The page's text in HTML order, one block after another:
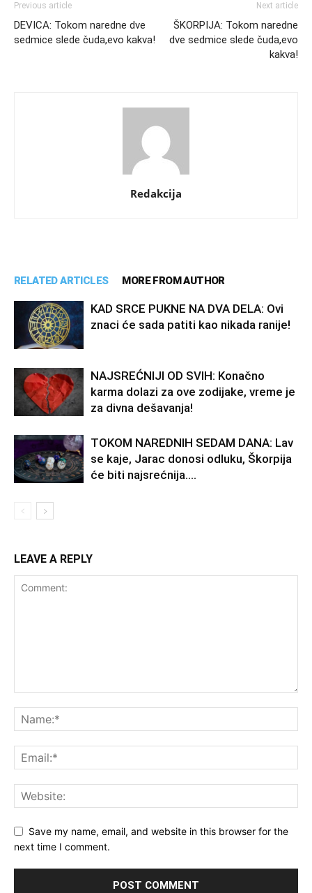
Previous article
DEVICA: Tokom naredne dve
sedmice slede čuda,evo kakva!
Next article
ŠKORPIJA: Tokom naredne
dve sedmice slede čuda,evo
kakva!
Redakcija
RELATED ARTICLES MORE FROM AUTHOR
KAD SRCE PUKNE NA DVA DELA: Ovi
znaci će sada patiti kao nikada ranije!
NAJSREĆNIJI OD SVIH: Konačno
karma dolazi za ove zodijake, vreme je
za divna dešavanja!
TOKOM NAREDNIH SEDAM DANA: Lav
se kaje, Jarac donosi odluku, Škorpija
će biti najsrećnija….
LEAVE A REPLY
Save my name, email, and website in this browser for the
next time I comment.